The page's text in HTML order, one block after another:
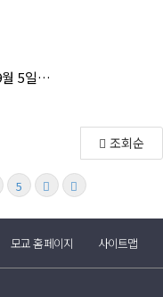
월 5일…
조회순
5
모교 홈페이지 사이트맵